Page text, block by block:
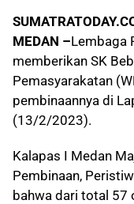
MEDAN –Lembaga
memberikan SK
Pemasyarakatan
pembinaannya di
(13/2/2023).
Kalapas I Medan
Pembinaan,
bahwa dari total 57